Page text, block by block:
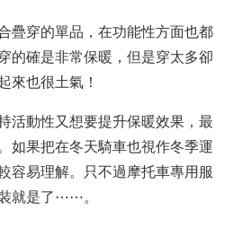
疊穿的單品，在功能性方面也都
的確是非常保暖，但是穿太多卻
來也很土氣！
活動性又想要提升保暖效果，最
如果把在冬天騎車也視作冬季運
容易理解。只不過摩托車專用服
就是了⋯⋯